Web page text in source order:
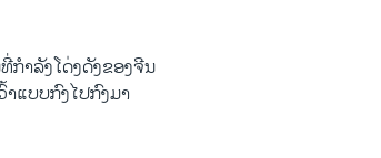
ກໍາລັງໂດ່ງດັງ​ຂອງ​ຈີນ​
ແບບກົງໄປກົງມາ